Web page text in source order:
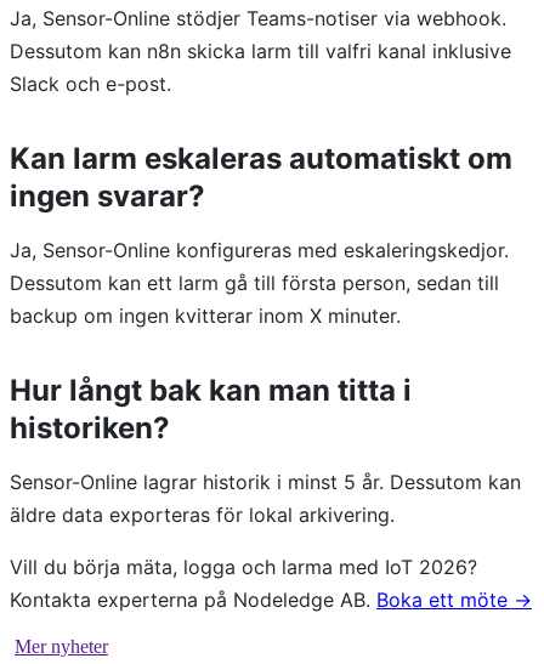
Ja, Sensor-Online stödjer Teams-notiser via webhook.
Dessutom kan n8n skicka larm till valfri kanal inklusive
Slack och e-post.
Kan larm eskaleras automatiskt om
ingen svarar?
Ja, Sensor-Online konfigureras med eskaleringskedjor.
Dessutom kan ett larm gå till första person, sedan till
backup om ingen kvitterar inom X minuter.
Hur långt bak kan man titta i
historiken?
Sensor-Online lagrar historik i minst 5 år. Dessutom kan
äldre data exporteras för lokal arkivering.
Vill du börja mäta, logga och larma med IoT 2026?
Kontakta experterna på Nodeledge AB. Boka ett möte →
Mer nyheter